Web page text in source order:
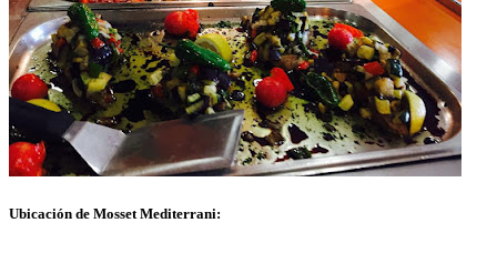
Ubicación de Mosset Mediterrani: